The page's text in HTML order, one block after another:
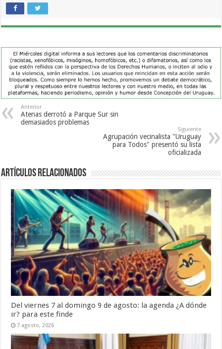
Anterior
Atenas derrotó a Parque Sur sin
demasiados problemas
Siguiente
Agrupación vecinalista "Uruguay
para Todos" presentó su lista
oficializada
Artículos Relacionados
Del viernes 7 al domingo 9 de agosto: la agenda ¿A dónde
ir? para este finde
7 agosto, 2026